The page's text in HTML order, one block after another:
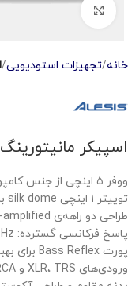
خانه تجهیزات استودیویی
اسپیکر مانیتورینگ Alesis M1 Active MK3
ووفر ۵ اینچی از جنس کامپوزیت برای بیس دقیق
توییتر ۱ اینچی silk dome برای وضوح فرکانس‌های بالا
طراحی دو راهه‌ی bi-amplified با آمپلی‌فایر داخلی
پاسخ فرکانسی گسترده: 56Hz تا 20kHz
پورت Bass Reflex برای بهبود بیس
ورودی‌های XLR، TRS و RCA برای سازگاری بالا